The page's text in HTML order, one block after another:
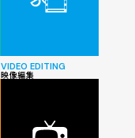
VIDEO EDITING
映像編集